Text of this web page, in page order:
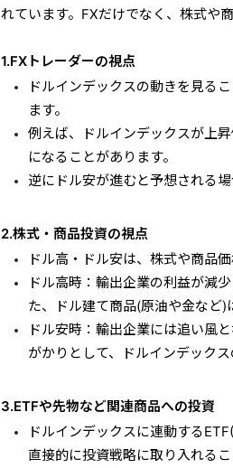
れています。FXだけでなく、株式や
1.FXトレーダーの視点
ドルインデックスの動きを見る
ます。
例えば、ドルインデックスが上
になることがあります。
逆にドル安が進むと予想される
2.株式・商品投資の視点
ドル高・ドル安は、株式や商品価
ドル高時：輸出企業の利益が減
た、ドル建て商品(原油や金など)
ドル安時：輸出企業には追い風
がかりとして、ドルインデックス
3.ETFや先物など関連商品への投資
ドルインデックスに連動する
直接的に投資戦略に取り入れるこ